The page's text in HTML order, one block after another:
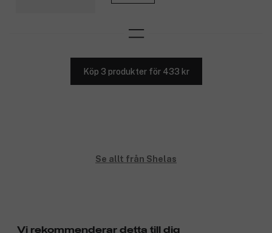
Köp 3 produkter för 433 kr
Se allt från Shelas
Vi rekommenderar detta till dig